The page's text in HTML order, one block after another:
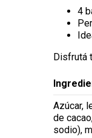
4
Disfrutá
Azúcar,
de
sodio),